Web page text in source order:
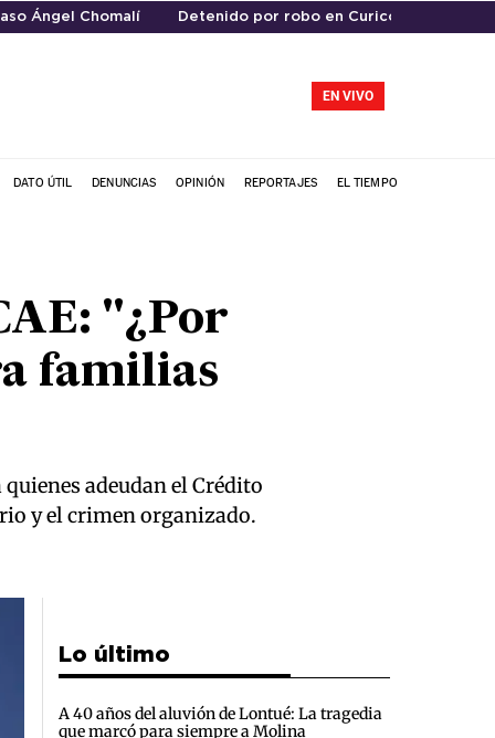
Ángel Chomalí Detenido por robo en Curicó
EN VIVO
DATO ÚTIL DENUNCIAS OPINIÓN REPORTAJES EL TIEMPO
"¿Por
familias
adeudan el Crédito
y el crimen organizado.
Lo último
A 40 años del aluvión de Lontué: La tragedia
que marcó para siempre a Molina